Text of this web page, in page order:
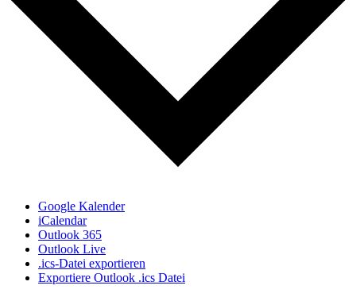
Google Kalender
iCalendar
Outlook 365
Outlook Live
.ics-Datei exportieren
Exportiere Outlook .ics Datei